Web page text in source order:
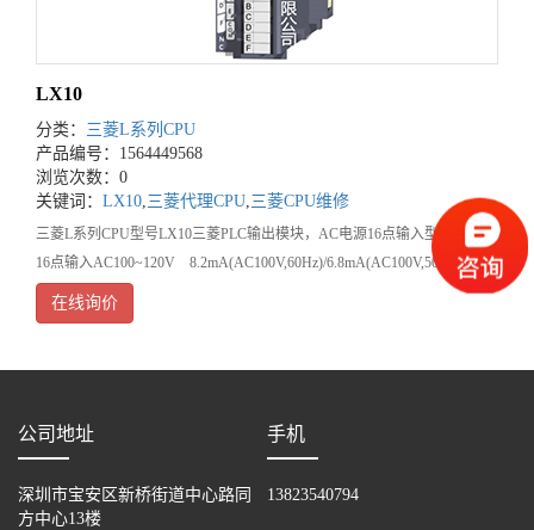
LX10
分类： 三菱L系列CPU
产品编号：1564449568
浏览次数：0
关键词： LX10,三菱代理CPU,三菱CPU维修
三菱L系列CPU型号LX10三菱PLC输出模块，AC电源16点输入型AC电源
16点输入AC100~120V 8.2mA(AC100V,60Hz)/6.8mA(AC100V,50Hz)、响
应时间20ms、16点1公共
在线询价
公司地址
深圳市宝安区新桥街道中心路同
方中心13楼
手机
13823540794